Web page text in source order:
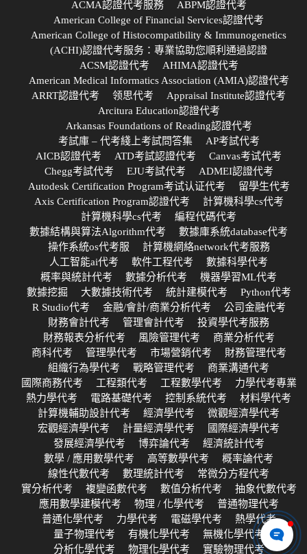
ACMA認證代考服務
ABPM認證代考
American College of Financial Services認證代考
American College of Histocompatibility & Immunogenetics
(ACHI)認證代考服务：專業協助您順利通過認證
ACSM認證代考
AHIMA認證代考
American Medical Informatics Association (AMIA)認證代考
ARRT認證代考
领思代考
Appraisal Institute認證代考
Arcitura Education認證代考
Arkansas Foundations of Reading認證代考
考試庫 – 代考綫上考試問答集
AP考試代考
AICB認證代考
ATD考試認證代考
Canvas考试代考
Chegg考試代考
EJU考試代考
ADMEI認證代考
Autodesk Certification Program考试认证代考
留學生代考
Axis Certification Program認證代考
計算機科學cs代考
計算機科學cs代考
編程代碼代考
數據結構與算法Algorithm代考
數據庫系統database代考
操作系統os代考服
計算機網絡network代考服務
人工智能ai代考
軟件工程代考
數據科學代考
概率與統計代考
數據分析代考
機器學習ML代考
數據挖掘
大數據技術代考 統計建模代考
Python代考
R Studio代考
金融/會計/商業分析代考
公司金融代考
財務會計代考
管理會計代考
投資學代考服務
財務報表分析代考
風險管理代考
商業分析代考
商科代考
管理學代考 市場營銷代考
財務管理代考
組織行為學代考
戰略管理代考
商業溝通代考
國際商務代考
工程類代考 工程數學代考
力學代考專業
熱力學代考
電路基礎代考 控制系統代考
材料學代考
計算機輔助設計代考
經濟學代考
微觀經濟學代考
宏觀經濟學代考
計量經濟學代考
國際經濟學代考
發展經濟學代考
博弈論代考
經濟統計代考
數學 / 應用數學代考
高等數學代考
概率論代考
線性代數代考
數理統計代考
常微分方程代考
實分析代考
複變函數代考 數值分析代考
抽象代數代考
應用數學建模代考
物理 / 化學代考
普通物理代考
普通化學代考
力學代考 電磁學代考
熱學代考
量子物理代考
有機化學代考
無機化學代考
分析化學代考
物理化學代考 實驗物理代考